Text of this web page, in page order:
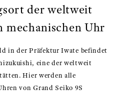
der weltweit
Uhr
in der Präfektur Iwate befindet
eine der weltweit
Hier werden alle
von Grand Seiko 9S